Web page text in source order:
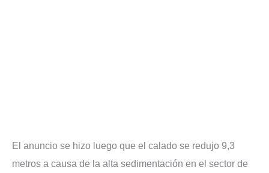
El anuncio se hizo luego que el calado se redujo 9,3
metros a causa de la alta sedimentación en el sector de